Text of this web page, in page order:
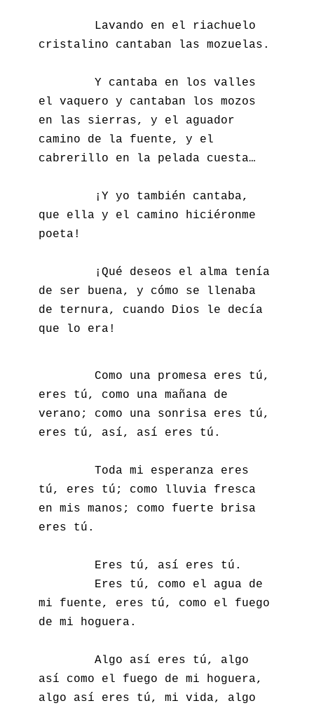
cristalino cantaban las mozuelas.
el vaquero y cantaban los mozos
en las sierras, y el aguador
camino de la fuente, y el
cabrerillo en la pelada cuesta…
que ella y el camino hiciéronme
poeta!
de ser buena, y cómo se llenaba
de ternura, cuando Dios le decía
que lo era!
eres tú, como una mañana de
verano; como una sonrisa eres tú,
eres tú, así, así eres tú.
tú, eres tú; como lluvia fresca
en mis manos; como fuerte brisa
eres tú.
mi fuente, eres tú, como el fuego
de mi hoguera.
así como el fuego de mi hoguera,
algo así eres tú, mi vida, algo